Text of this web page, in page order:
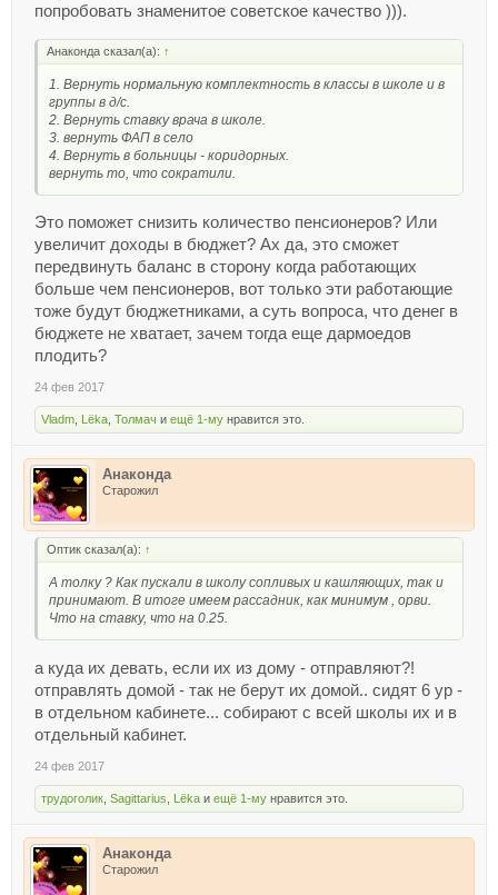
попробовать знаменитое советское качество ))).
Анаконда сказал(а): ↑
1. Вернуть нормальную комплектность в классы в школе и в
группы в д/с.
2. Вернуть ставку врача в школе.
3. вернуть ФАП в село
4. Вернуть в больницы - коридорных.
вернуть то, что сократили.
Это поможет снизить количество пенсионеров? Или
увеличит доходы в бюджет? Ах да, это сможет
передвинуть баланс в сторону когда работающих
больше чем пенсионеров, вот только эти работающие
тоже будут бюджетниками, а суть вопроса, что денег в
бюджете не хватает, зачем тогда еще дармоедов
плодить?
24 фев 2017
Vladm Lёka Толмач и ещё 1-му нравится это.
Анаконда
Старожил
Оптик сказал(а): ↑
А толку ? Как пускали в школу сопливых и кашляющих, так и
принимают. В итоге имеем рассадник, как минимум , орви.
Что на ставку, что на 0.25.
а куда их девать, если их из дому - отправляют?!
отправлять домой - так не берут их домой.. сидят 6 ур -
в отдельном кабинете... собирают с всей школы их и в
отдельный кабинет.
24 фев 2017
трудоголик Sagittarius Lёka и ещё 1-му нравится это.
Анаконда
Старожил